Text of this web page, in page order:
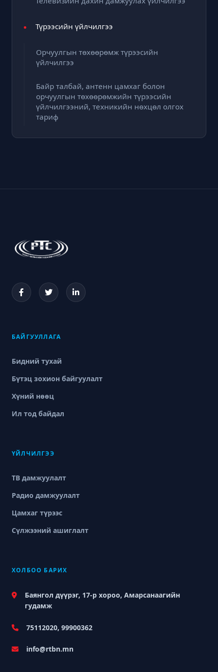
Түрээсийн үйлчилгээ
Орчуулгын төхөөрөмж түрээсийн
үйлчилгээ
Байр талбай, антенн цамхаг болон
орчуулгын төхөөрөмжийн түрээсийн
үйлчилгээний, техникийн нөхцөл олгох
тариф
БАЙГУУЛЛАГА
Бидний тухай
Бүтэц зохион байгуулалт
Хүний нөөц
Ил тод байдал
ҮЙЛЧИЛГЭЭ
ТВ дамжуулалт
Радио дамжуулалт
Цамхаг түрээс
Сүлжээний ашиглалт
ХОЛБОО БАРИХ
Баянгол дүүрэг, 17-р хороо, Амарсанаагийн
гудамж
75112020, 99900362
info@rtbn.mn